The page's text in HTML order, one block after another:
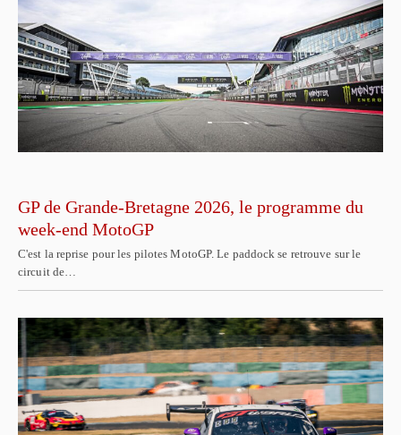
GP de Grande-Bretagne 2026, le programme du
week-end MotoGP
C'est la reprise pour les pilotes MotoGP. Le paddock se retrouve sur le
circuit de…